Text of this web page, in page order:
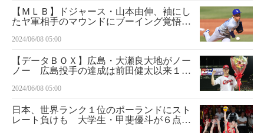
【ＭＬＢ】ドジャース・山本由伸、袖にし
たヤ軍相手のマウンドにブーイング覚悟
2024/06/08 05:00
【データＢＯＸ】広島・大瀬良大地がノー
ノー 広島投手の達成は前田健太以来１２
2024/06/08 05:00
日本、世界ランク１位のポーランドにスト
レート負けも 大学生・甲斐優斗が６点